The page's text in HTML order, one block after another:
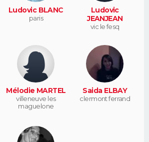
Ludovic BLANC
paris
Ludovic
JEANJEAN
vic le fesq
Mélodie MARTEL
villeneuve les
maguelone
Saida ELBAY
clermont ferrand